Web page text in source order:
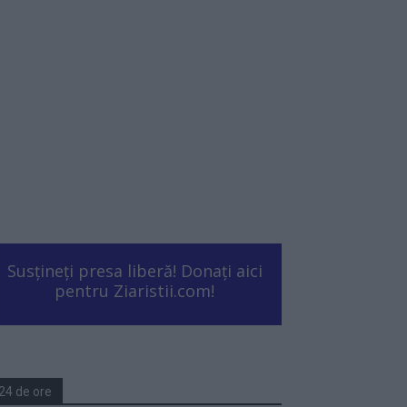
Susțineți presa liberă! Donați aici
pentru Ziaristii.com!
24 de ore